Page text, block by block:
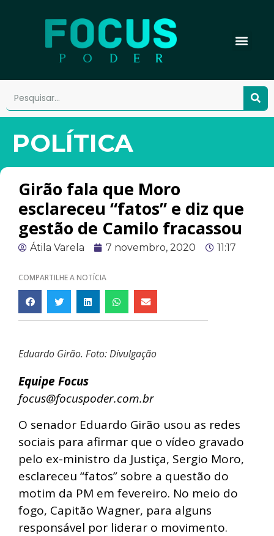
POLÍTICA
Girão fala que Moro
esclareceu “fatos” e diz que
gestão de Camilo fracassou
Átila Varela 7 novembro, 2020 11:17
COMPARTILHE A NOTÍCIA
Eduardo Girão. Foto: Divulgação
Equipe Focus
focus@focuspoder.com.br
O senador Eduardo Girão usou as redes
sociais para afirmar que o vídeo gravado
pelo ex-ministro da Justiça, Sergio Moro,
esclareceu “fatos” sobre a questão do
motim da PM em fevereiro. No meio do
fogo, Capitão Wagner, para alguns
responsável por liderar o movimento.